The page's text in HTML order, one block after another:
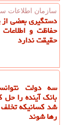
سازمان اطلاعات
دستگیری بعضی
حفاظت و
حقیقت ندارد
سه دولت
بانک آینده را حل
شد کسانیکه تخلف
رها شوند